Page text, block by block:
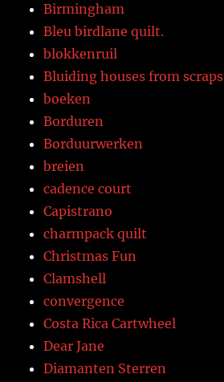
Birmingham
Bleu birdlane quilt.
blokkenruil
Bluiding houses from scraps
boeken
Borduren
Borduurwerken
breien
cadence court
Capistrano
charmpack quilt
Christmas Fun
Clamshell
convergence
Costa Rica Cartwheel
Dear Jane
Diamanten Sterren